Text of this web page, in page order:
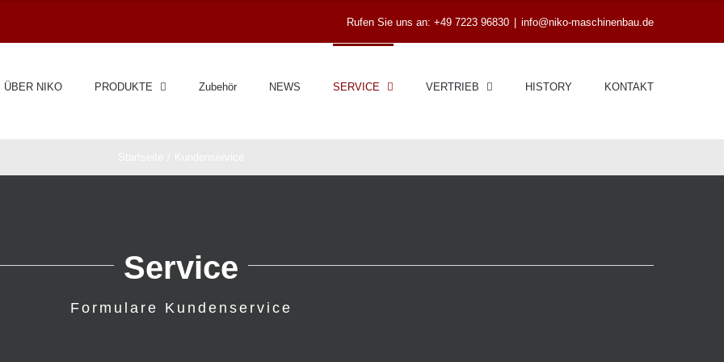
Rufen Sie uns an: +49 7223 96830 info@niko-maschinenbau.de
ÜBER NIKO PRODUKTE Zubehör NEWS SERVICE VERTRIEB HISTORY KONTAKT
Service
Formulare Kundenservice